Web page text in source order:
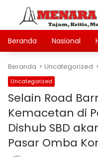
Langsung
konten
Beranda
Nasional
Beranda Uncategorized
Uncategorized
Selain Road
Kemacetan di
Dishub SBD
Pasar Omba